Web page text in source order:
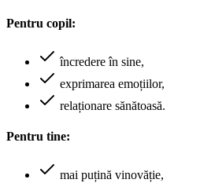
Pentru copil:
încredere în sine,
exprimarea emoțiilor,
relaționare sănătoasă.
Pentru tine:
mai puțină vinovăție,